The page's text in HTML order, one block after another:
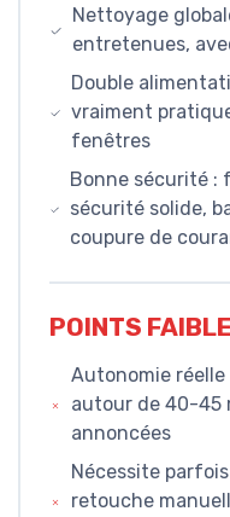
Nettoyage
entretenues,
Double
vraiment
fenêtres
Bonne sécurité :
sécurité solide,
coupure de
POINTS
Autonomie
autour de 40-45
annoncées
Nécessite
retouche